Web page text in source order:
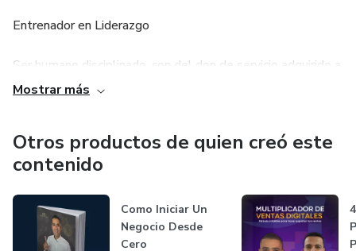
Entrenador en Liderazgo
Ser humano disciplinado, con del don de servicio adquirido a
pulso y constancia, generador de ideas ganadoras, gracias a
ímpetu de prosperar abundantemente, líder de ahínco y
talante, ganador por naturaleza.
Fundador de la empresas en diferentes ciudades del
Territorio de Colombia:
Mostrar más
Otros productos de quien creó este
contenido
Como Iniciar Un
Negocio Desde
Cero